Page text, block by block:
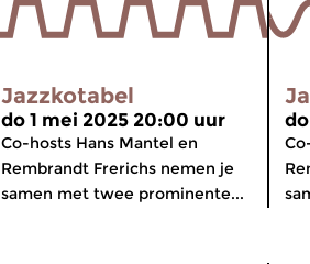
Jazzkotabel
do 1 mei 2025 20:00 uur
Co-hosts Hans Mantel en
Rembrandt Frerichs nemen je
samen met twee prominente...